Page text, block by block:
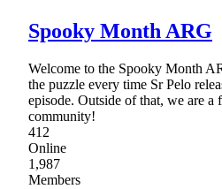
Spooky Month ARG
Welcome to the Spooky Month
the puzzle every time Sr Pelo
episode. Outside of that, we are a
community!
412
Online
1,987
Members